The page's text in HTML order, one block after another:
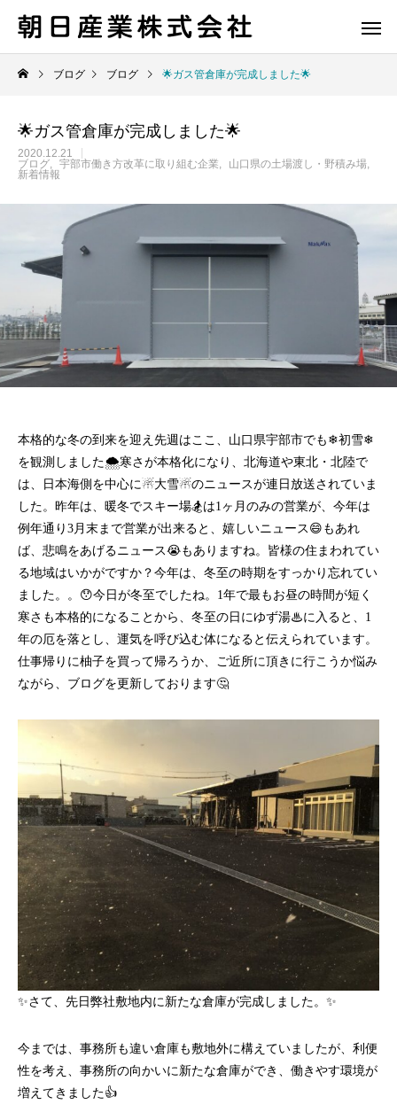
ブログ ブログ 🌟ガス管倉庫が完成しました🌟
🌟ガス管倉庫が完成しました🌟
2020.12.21
ブログ
宇部市働き方改革に取り組む企業
山口県の土場渡し・野積み場
新着情報
本格的な冬の到来を迎え先週はここ、山口県宇部市でも❄初雪❄
を観測しました🌨寒さが本格化になり、北海道や東北・北陸で
は、日本海側を中心に☃大雪☃のニュースが連日放送されていま
した。昨年は、暖冬でスキー場🏂は1ヶ月のみの営業が、今年は
例年通り3月末まで営業が出来ると、嬉しいニュース😄もあれ
ば、悲鳴をあげるニュース😭もありますね。皆様の住まわれてい
る地域はいかがですか？今年は、冬至の時期をすっかり忘れてい
ました。。😯今日が冬至でしたね。1年で最もお昼の時間が短く
寒さも本格的になることから、冬至の日にゆず湯♨に入ると、1
年の厄を落とし、運気を呼び込む体になると伝えられています。
仕事帰りに柚子を買って帰ろうか、ご近所に頂きに行こうか悩み
ながら、ブログを更新しております🤔
✨さて、先日弊社敷地内に新たな倉庫が完成しました。✨
今までは、事務所も違い倉庫も敷地外に構えていましたが、利便
性を考え、事務所の向かいに新たな倉庫ができ、働きやす環境が
増えてきました👍